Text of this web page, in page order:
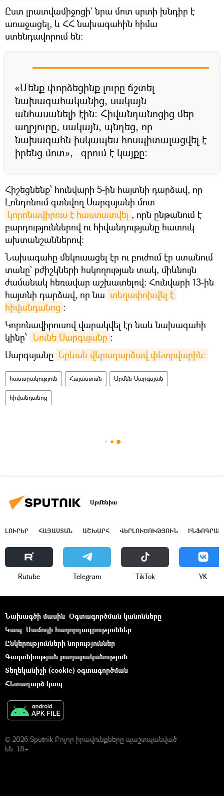
Ըստ լրատվամիջոցի` նրա մոտ սրտի խնդիր է
առաջացել, և ՀՀ նախագահին հիմա
ստենդավորում են։
«Մենք փորձեցինք լուրը ճշտել
նախագահականից, սակայն
անհասանելի էին։ Հիվանդանոցից մեր
աղբյուրը, սակայն, պնդեց, որ
նախագահն իսկապես հոսպիտալացվել է
իրենց մոտ»,– գրում է կայքը։
Հիշեցնենք՝ հունվարի 5-ին հայտնի դարձավ, որ
Լոնդոնում գտնվող Սարգսյանի մոտ
կորոնավիրուս է հաստատվել , որն ընթանում է
բարդություններով ու հիվանդությանը հատուկ
ախտանշաններով։
Նախագահը մեկուսացել էր ու բուժում էր ստանում
տանը` բժիշկների հսկողության տակ, միևնույն
ժամանակ հեռավար աշխատելով։ Հունվարի 13-ին
հայտնի դարձավ, որ նա տեղափոխվել է
հիվանդանոց ։
Կորոնավիրուսով վարակվել էր նաև նախագահի
կինը՝ Նունե Սարգսյանը ։
Սարգսյանը Երևան վերադարձավ փետրվարին։
հասարակություն Հայաստան Արմեն Սարգսյան
հիվանդանոց
Արմենիա
ԼՈՒՐԵՐ ՀԱՅԱՍՏԱՆ ԱՇԽԱՐՀ ՎԵՐԼՈՒԾՈՒԹՅՈՒՆ
Rutube Telegram ТikТоk VK
Նախագծի մասին Օգտագործման կանոնները
Կապ Մամուլի հաղորդագրություններ
Ընկերությունների նորություններ
Գաղտնիության քաղաքականություն
Տեղեկանիշի (cookie) օգտագործման
Հետադարձ կապ
© 2026 Sputnik Բոլոր իրավունքները պաշտպանված
են. 18+